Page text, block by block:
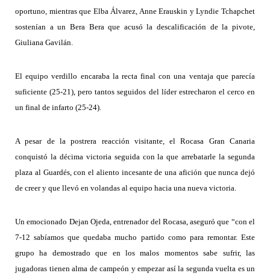
oportuno, mientras que Elba Álvarez, Anne Erauskin y Lyndie Tchapchet
sostenían a un Bera Bera que acusó la descalificación de la pivote,
Giuliana Gavilán.
El equipo verdillo encaraba la recta final con una ventaja que parecía
suficiente (25-21), pero tantos seguidos del líder estrecharon el cerco en
un final de infarto (25-24).
A pesar de la postrera reacción visitante, el Rocasa Gran Canaria
conquistó la décima victoria seguida con la que arrebatarle la segunda
plaza al Guardés, con el aliento incesante de una afición que nunca dejó
de creer y que llevó en volandas al equipo hacia una nueva victoria.
Un emocionado Dejan Ojeda, entrenador del Rocasa, aseguró que “con el
7-12 sabíamos que quedaba mucho partido como para remontar. Este
grupo ha demostrado que en los malos momentos sabe sufrir, las
jugadoras tienen alma de campeón y empezar así la segunda vuelta es un